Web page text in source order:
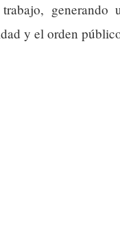
generando
y el orden